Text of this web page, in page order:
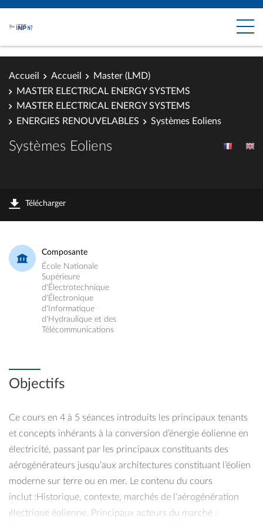
Accueil Accueil
Master (LMD)
MASTER ELECTRICAL ENERGY SYSTEMS
MASTER ELECTRICAL ENERGY SYSTEMS
ENERGIES RENOUVELABLES
Systèmes Eoliens
Systèmes Eoliens
Télécharger
Composante
École Nationale
Supérieure
d'Électrotechnique
d'Électronique
d'Informatique
d'Hydraulique et des
Télécommunications
Objectifs
Ce cours en 4 à 5 séances introduits les principaux tenants
et concepts inhérants à la conversion d’énergie éolienne en
électricité, passant par les principaux constituants des
aérogénérateurs jusqu’aux architectures constituant l’éolien
moderne sur terre ou en mer. Le contenu du cours
inclut :Historique, contexte, marchés de l’aérogénération
électrique éolienne. Principaux acteurs du marché ;